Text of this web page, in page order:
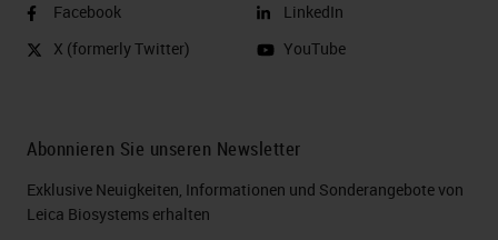
Facebook
X (formerly Twitter)
LinkedIn
YouTube
Abonnieren Sie unseren Newsletter
Exklusive Neuigkeiten, Informationen und Sonderangebote von
Leica Biosystems erhalten